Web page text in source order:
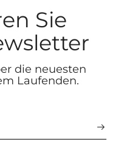
Sie
die neuesten
Laufenden.